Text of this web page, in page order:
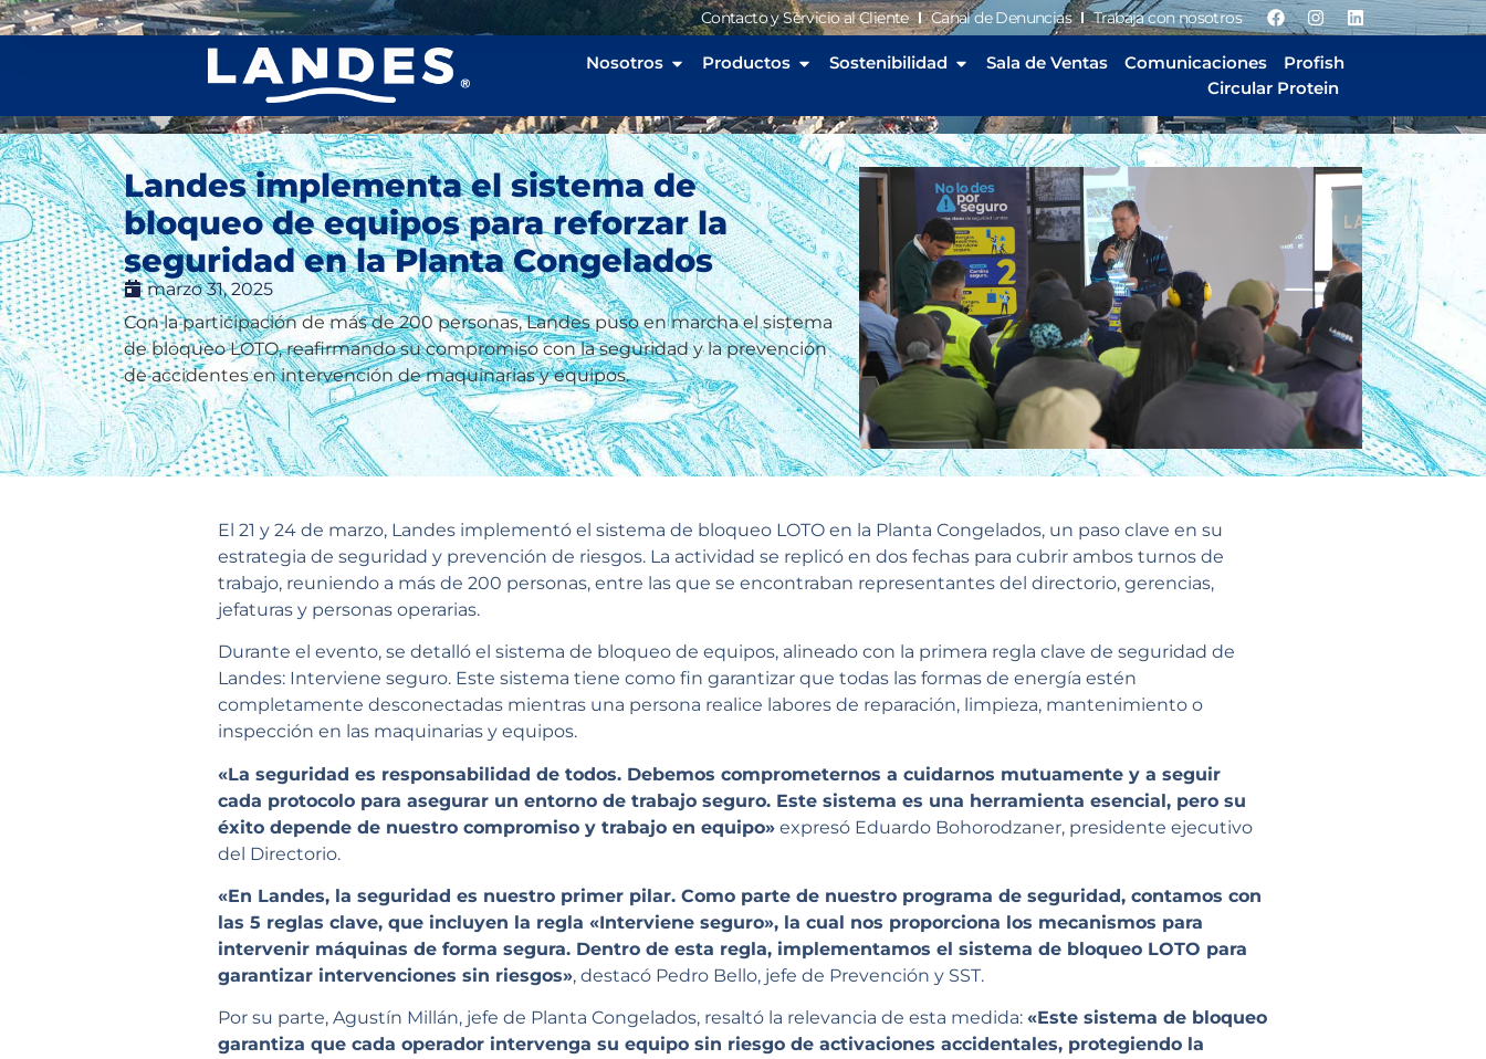
Contacto y Servicio al Cliente Canal de Denuncias Trabaja con nosotros
Nosotros Productos Sostenibilidad Sala de Ventas Comunicaciones
Profish
Circular Protein
Landes implementa el sistema de
bloqueo de equipos para reforzar la
seguridad en la Planta Congelados
marzo 31, 2025
Con la participación de más de 200 personas, Landes puso en marcha el sistema
de bloqueo LOTO, reafirmando su compromiso con la seguridad y la prevención
de accidentes en intervención de maquinarias y equipos.
El 21 y 24 de marzo, Landes implementó el sistema de bloqueo LOTO en la Planta Congelados, un paso clave en su
estrategia de seguridad y prevención de riesgos. La actividad se replicó en dos fechas para cubrir ambos turnos de
trabajo, reuniendo a más de 200 personas, entre las que se encontraban representantes del directorio, gerencias,
jefaturas y personas operarias.
Durante el evento, se detalló el sistema de bloqueo de equipos, alineado con la primera regla clave de seguridad de
Landes: Interviene seguro. Este sistema tiene como fin garantizar que todas las formas de energía estén
completamente desconectadas mientras una persona realice labores de reparación, limpieza, mantenimiento o
inspección en las maquinarias y equipos.
«La seguridad es responsabilidad de todos. Debemos comprometernos a cuidarnos mutuamente y a seguir
cada protocolo para asegurar un entorno de trabajo seguro. Este sistema es una herramienta esencial, pero su
éxito depende de nuestro compromiso y trabajo en equipo» expresó Eduardo Bohorodzaner, presidente ejecutivo
del Directorio.
«En Landes, la seguridad es nuestro primer pilar. Como parte de nuestro programa de seguridad, contamos con
las 5 reglas clave, que incluyen la regla «Interviene seguro», la cual nos proporciona los mecanismos para
intervenir máquinas de forma segura. Dentro de esta regla, implementamos el sistema de bloqueo LOTO para
garantizar intervenciones sin riesgos», destacó Pedro Bello, jefe de Prevención y SST.
Por su parte, Agustín Millán, jefe de Planta Congelados, resaltó la relevancia de esta medida: «Este sistema de bloqueo
garantiza que cada operador intervenga su equipo sin riesgo de activaciones accidentales, protegiendo la